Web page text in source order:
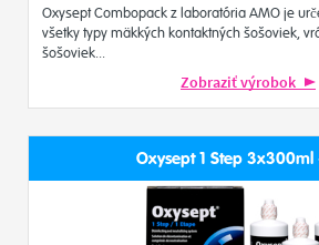
Oxysept Combopack z laboratória AMO je
všetky typy mäkkých kontaktných šošoviek,
šošoviek...
Zobraziť výrobok
Oxysept 1 Step